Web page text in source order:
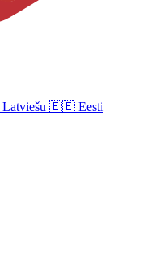
Latviešu 🇪🇪 Eesti